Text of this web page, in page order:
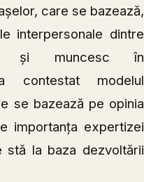
care se bazează,
interpersonale dintre
și muncesc în
contestat modelul
se bazează pe opinia
importanța expertizei
stă la baza dezvoltării